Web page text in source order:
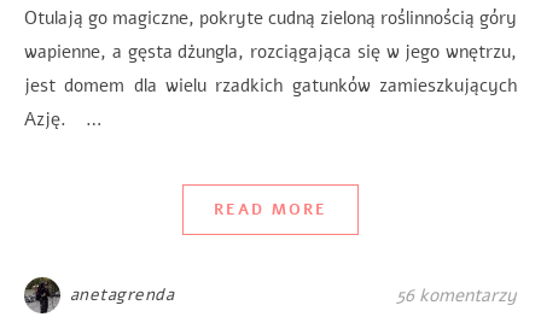
Otulają go magiczne, pokryte cudną zieloną roślinnością góry
wapienne, a gęsta dżungla, rozciągająca się w jego wnętrzu,
jest domem dla wielu rzadkich gatunków zamieszkujących
Azję. …
READ MORE
anetagrenda 56 komentarzy